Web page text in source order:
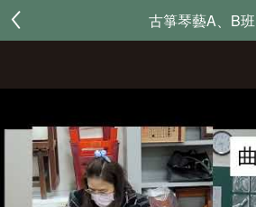
古箏琴藝A、B班